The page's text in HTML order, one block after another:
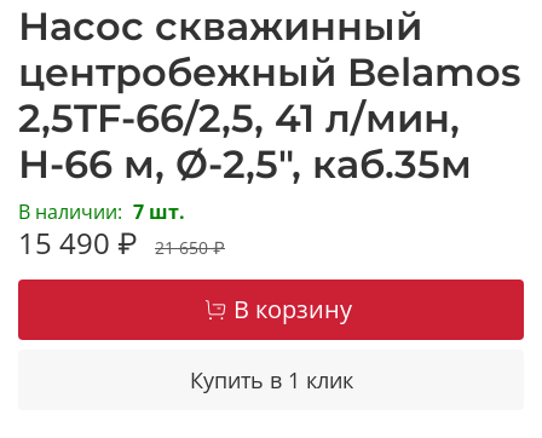
Насос скважинный
центробежный Belamos
2,5TF-66/2,5, 41 л/мин,
Н-66 м, Ø-2,5", каб.35м
В наличии: 7 шт.
15 490 ₽ 21 650 ₽
В корзину
Купить в 1 клик